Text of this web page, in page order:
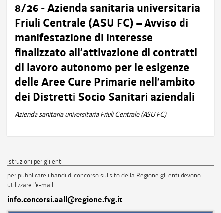
8/26 - Azienda sanitaria universitaria
Friuli Centrale (ASU FC) – Avviso di
manifestazione di interesse
finalizzato all’attivazione di contratti
di lavoro autonomo per le esigenze
delle Aree Cure Primarie nell’ambito
dei Distretti Socio Sanitari aziendali
Azienda sanitaria universitaria Friuli Centrale (ASU FC)
istruzioni per gli enti
per pubblicare i bandi di concorso sul sito della Regione gli enti devono
utilizzare l'e-mail
info.concorsi.aall@regione.fvg.it